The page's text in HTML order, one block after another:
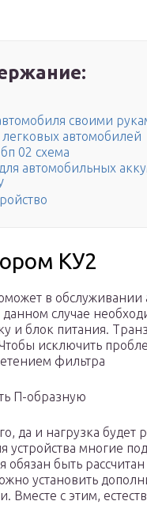
своими
автомобилей
02 схема
автомобильных
КУ2
в обслуживании
случае
и блок питания.
исключить
фильтра
П-образную
да и нагрузка будет
устройства многие
обязан быть
установить
с этим,